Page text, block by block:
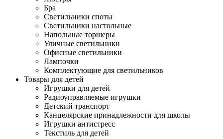
Бра
Светильники споты
Светильники настольные
Напольные торшеры
Уличные светильники
Офисные светильники
Лампочки
Комплектующие для светильников
Товары для детей
Игрушки для детей
Радиоуправляемые игрушки
Детский транспорт
Канцелярские принадлежности для школы
Игрушки антистресс
Текстиль для детей